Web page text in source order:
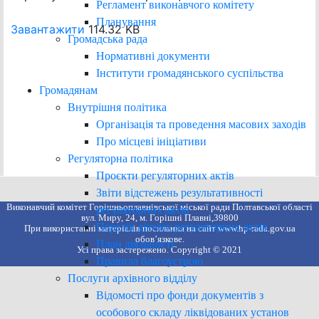
Регламент виконавчого комітету
Планування
Громадська рада
Нормативні документи
Інститути громадянського суспільства
Громадянам
Внутрішня політика
Організація та проведення масових заходів
Про місцеві ініціативи
Регуляторна політика
Проєкти регуляторних актів
Звіти відстежень результативності
регуляторних актів
Перелік діючих регуляторних актів
План діяльності
Правила благоустрою
Послуги архівного відділу
Відомості про фонди документів з
особового складу ліквідованих установ
Завантажити 114.32 KB
Виконавчий комітет Горішньоплавнівської міської ради Полтавської області
вул. Миру, 24, м. Горішні Плавні,39800
При використанні матеріалів посилання на сайт www.hp-rada.gov.ua
обов’язкове.
Усі права застережено. Copyright © 2021